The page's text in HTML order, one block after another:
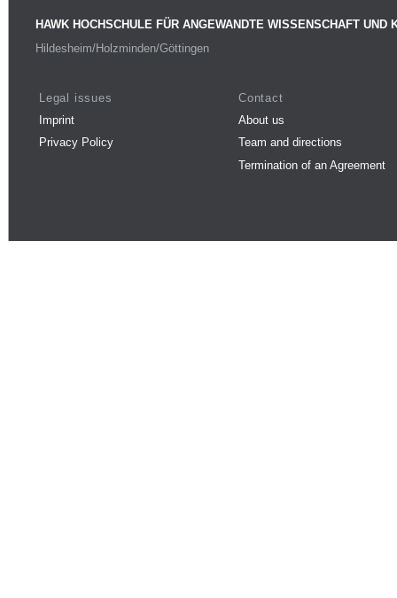
HAWK HOCHSCHULE FÜR ANGEWANDTE WISSENSCHAFT UND
Hildesheim/Holzminden/Göttingen
Legal issues
Imprint
Privacy Policy
Contact
About us
Team and directions
Termination of an Agreement